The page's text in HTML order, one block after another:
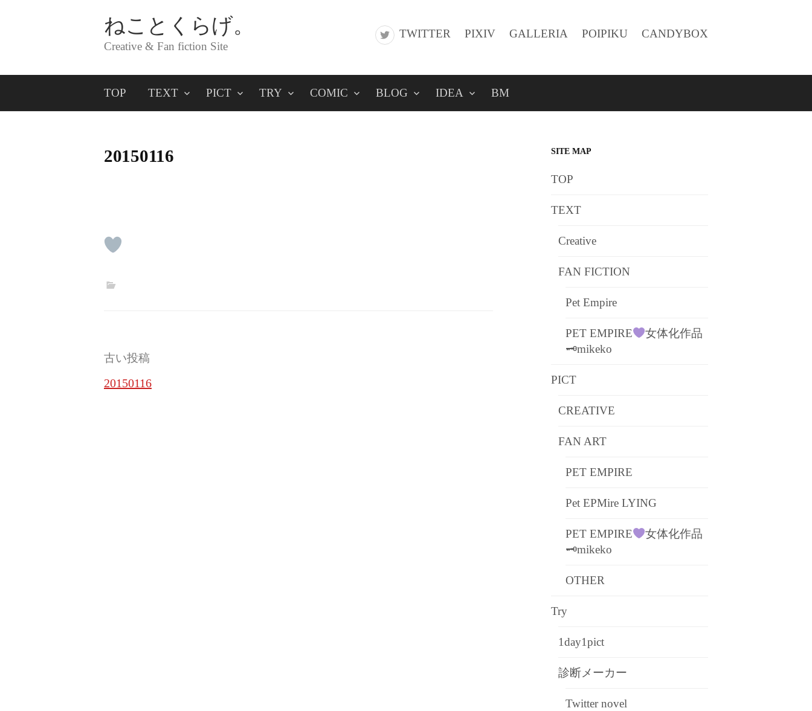
ン
ねことくらげ。
Creative & Fan fiction Site
TWITTER PIXIV GALLERIA POIPIKU CANDYBOX
TOP TEXT PICT TRY COMIC BLOG IDEA BM
20150116
投
稿
古い投稿
20150116
SITE MAP
TOP
TEXT
Creative
FAN FICTION
Pet Empire
PET EMPIRE
女体化作品
🗝mikeko
PICT
CREATIVE
FAN ART
PET EMPIRE
Pet EPMire LYING
PET EMPIRE
女体化作品
🗝mikeko
OTHER
Try
1day1pict
診断メーカー
Twitter novel